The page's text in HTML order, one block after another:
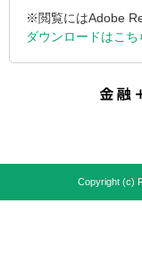
※閲覧にはAdobe
ダウンロードはこち
Copyright (c)